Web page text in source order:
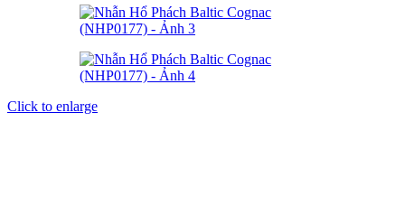
Click to enlarge